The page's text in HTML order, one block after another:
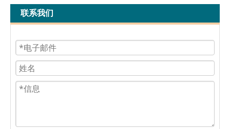
Español
Português
联系我们